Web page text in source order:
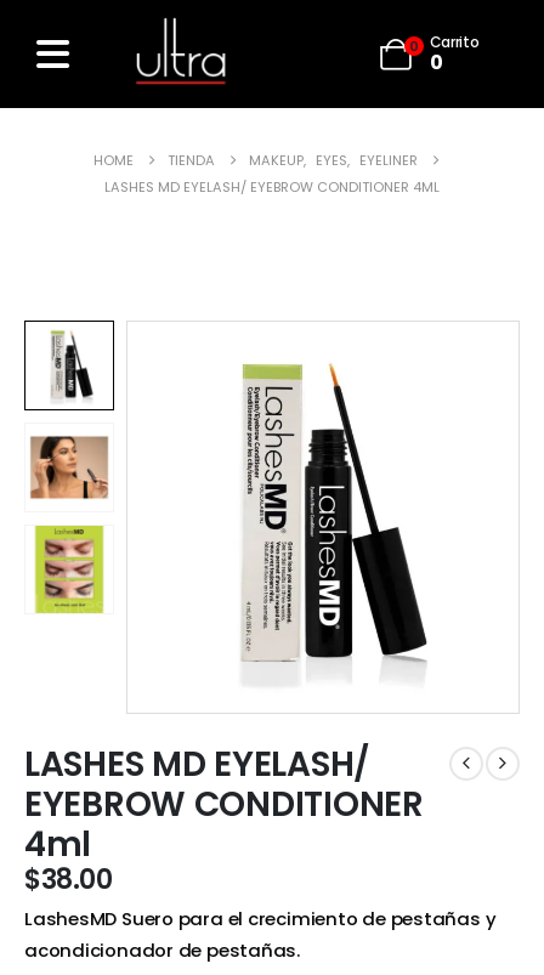
0 Carrito
0
HOME TIENDA MAKEUP, EYES, EYELINER
LASHES MD EYELASH/ EYEBROW CONDITIONER 4ML
LASHES MD EYELASH/
EYEBROW CONDITIONER
4ml
$38.00
LashesMD Suero para el crecimiento de pestañas y
acondicionador de pestañas.